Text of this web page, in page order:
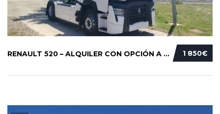
1 850€
RENAULT 520 – ALQUILER CON OPCIÓN A COMPRA.....